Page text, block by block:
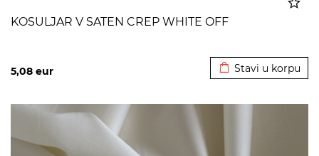
KOSULJAR V SATEN CREP WHITE OFF
5,08 eur Stavi u korpu